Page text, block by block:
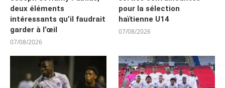
deux éléments
intéressants qu’il faudrait
garder à l’œil
07/08/2026
pour la sélection
haïtienne U14
07/08/2026